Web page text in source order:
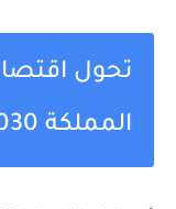
تحول
المملكة 2030